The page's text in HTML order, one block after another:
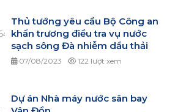
Thủ tướng yêu cầu Bộ Công an
khẩn trương điều tra vụ nước
sạch sông Đà nhiễm dầu thải
07/08/2023 122 lượt xem
Dự án Nhà máy nước sân bay